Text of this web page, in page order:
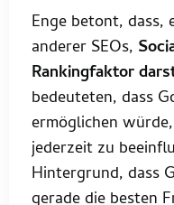
Enge betont, dass,
anderer SEOs,
Rankingfaktor
bedeuteten, dass
ermöglichen
jederzeit zu
Hintergrund, dass